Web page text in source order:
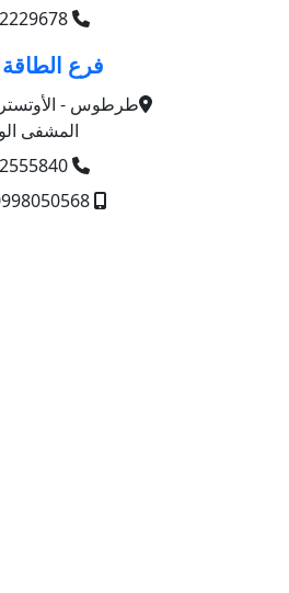
2229678 (043)
فرع الطاقة
طرطوس -
المشفى
2555840 (043)
0998050568 (+963)